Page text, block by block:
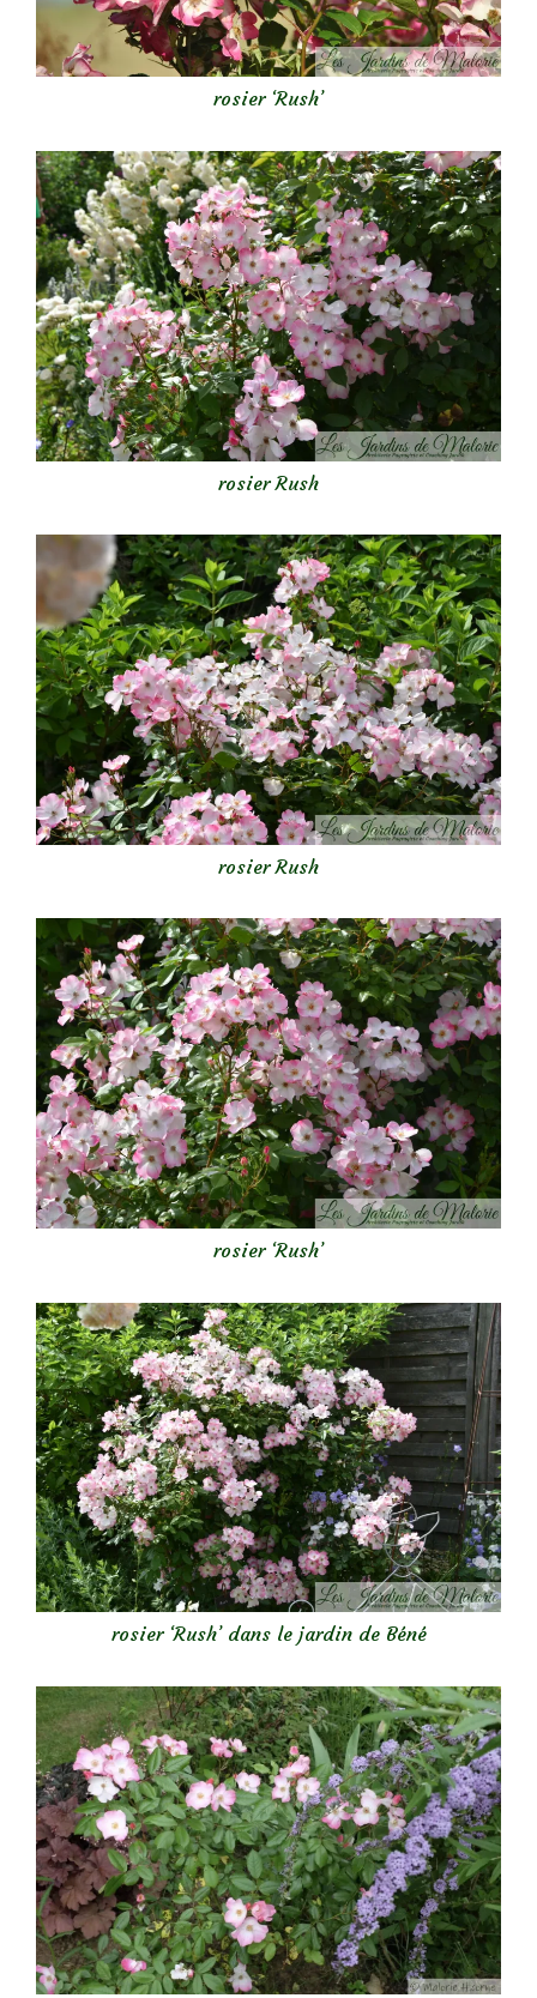
rosier ‘Rush’
rosier Rush
rosier Rush
rosier ‘Rush’
rosier ‘Rush’ dans le jardin de Béné